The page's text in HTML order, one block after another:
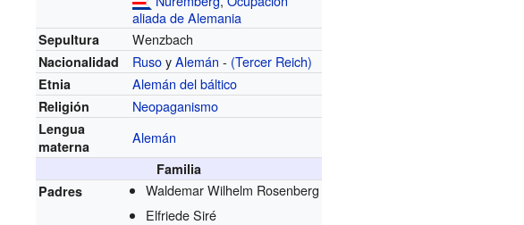
aliada de Alemania
Sepultura Wenzbach
Nacionalidad RusoyAlemán - (Tercer Reich)
Etnia Alemán del báltico
Religión Neopaganismo
Lengua
materna
Alemán
Familia
Padres
Waldemar Wilhelm Rosenberg
Elfriede Siré